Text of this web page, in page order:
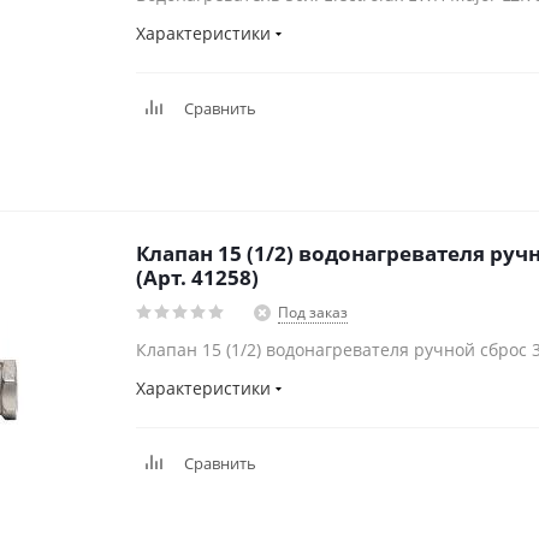
Характеристики
Сравнить
Клапан 15 (1/2) водонагревателя
(Арт. 41258)
Под заказ
Клапан 15 (1/2) водонагревателя ручной сброс
Характеристики
Сравнить